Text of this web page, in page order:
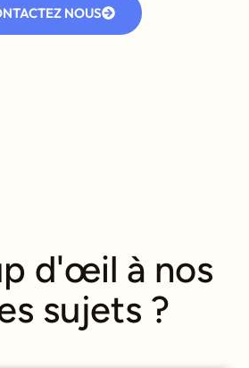
NOUS
d'œil à nos
sujets ?